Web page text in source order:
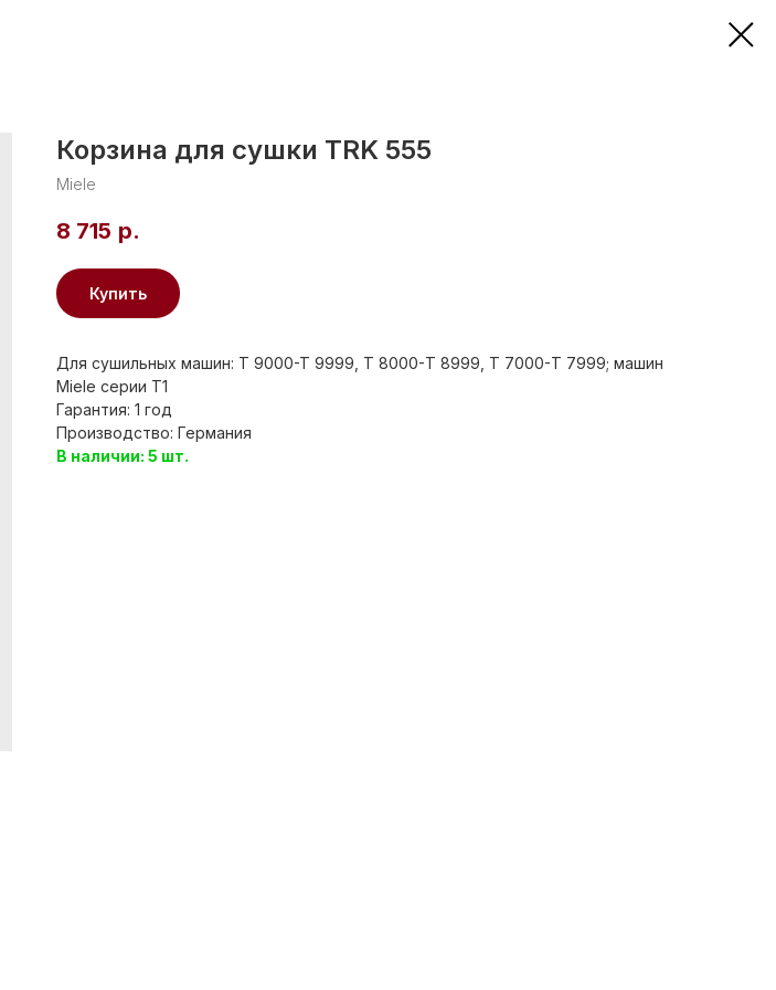
Корзина для сушки TRK 555
Miele
8 715 р.
Купить
Для сушильных машин: T 9000-T 9999, Т 8000-Т 8999, Т 7000-Т 7999; машин
Miele серии T1
Гарантия: 1 год
Производство: Германия
В наличии: 5 шт.